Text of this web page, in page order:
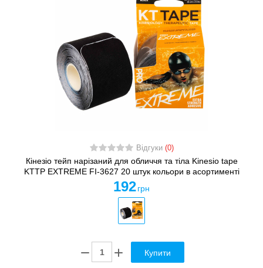
Відгуки (0)
Кінезіо тейп нарізаний для обличчя та тіла Kinesio tape
KTTP EXTREME FI-3627 20 штук кольори в асортименті
192 грн
Купити